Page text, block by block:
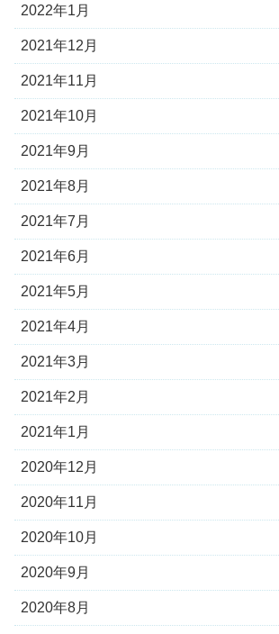
2022年1月
2021年12月
2021年11月
2021年10月
2021年9月
2021年8月
2021年7月
2021年6月
2021年5月
2021年4月
2021年3月
2021年2月
2021年1月
2020年12月
2020年11月
2020年10月
2020年9月
2020年8月